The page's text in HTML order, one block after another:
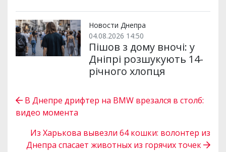
Новости Днепра
04.08.2026 14:50
Пішов з дому вночі: у
Дніпрі розшукують 14-
річного хлопця
В Днепре дрифтер на BMW врезался в столб:
видео момента
Из Харькова вывезли 64 кошки: волонтер из
Днепра спасает животных из горячих точек